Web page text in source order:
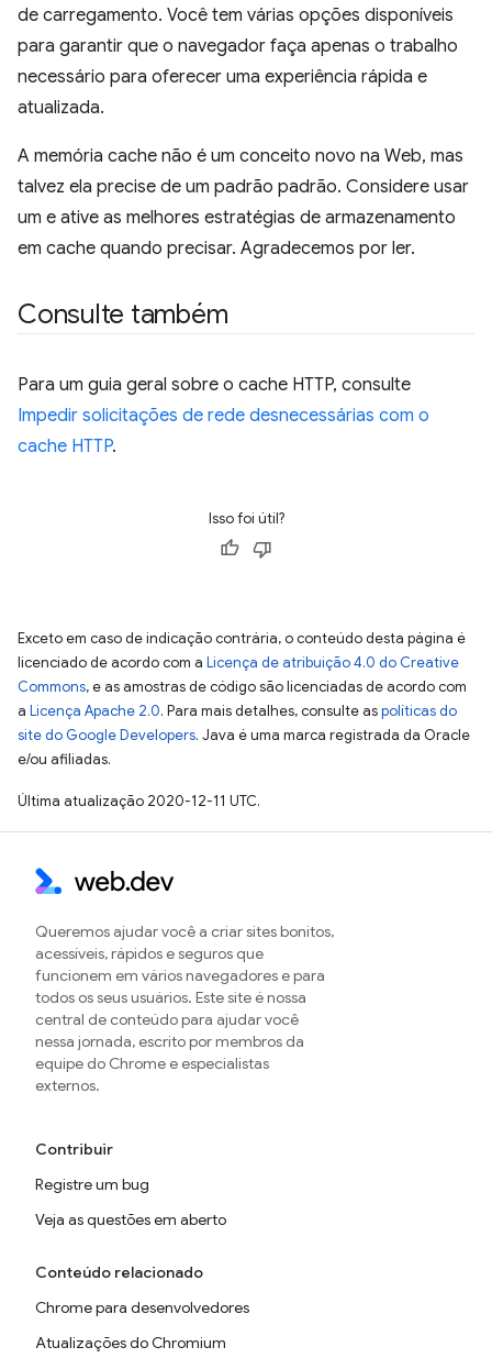
de carregamento. Você tem várias opções disponíveis
para garantir que o navegador faça apenas o trabalho
necessário para oferecer uma experiência rápida e
atualizada.
A memória cache não é um conceito novo na Web, mas
talvez ela precise de um padrão padrão. Considere usar
um e ative as melhores estratégias de armazenamento
em cache quando precisar. Agradecemos por ler.
Consulte também
Para um guia geral sobre o cache HTTP, consulte
Impedir solicitações de rede desnecessárias com o
cache HTTP.
Isso foi útil?
Exceto em caso de indicação contrária, o conteúdo desta página é
licenciado de acordo com a Licença de atribuição 4.0 do Creative
Commons, e as amostras de código são licenciadas de acordo com
a Licença Apache 2.0. Para mais detalhes, consulte aspolíticas do
site do Google Developers. Java é uma marca registrada da Oracle
e/ou afiliadas.
Última atualização 2020-12-11 UTC.
Queremos ajudar você a criar sites bonitos,
acessíveis, rápidos e seguros que
funcionem em vários navegadores e para
todos os seus usuários. Este site é nossa
central de conteúdo para ajudar você
nessa jornada, escrito por membros da
equipe do Chrome e especialistas
externos.
Contribuir
Registre um bug
Veja as questões em aberto
Conteúdo relacionado
Chrome para desenvolvedores
Atualizações do Chromium